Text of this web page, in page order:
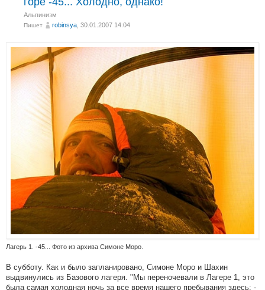
Альпинизм
Пишет robinsya , 30.01.2007 14:04
Лагерь 1. -45... Фото из архива Симоне Моро.
В субботу. Как и было запланировано, Симоне Моро и Шахин
выдвинулись из Базового лагеря. "Мы переночевали в Лагере 1, это
была самая холодная ночь за все время нашего пребывания здесь: -